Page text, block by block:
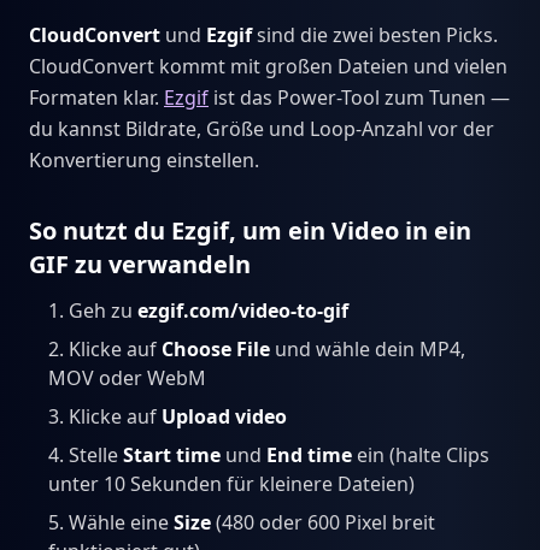
CloudConvert und Ezgifsind die zwei besten Picks.
CloudConvert kommt mit großen Dateien und vielen
Formaten klar. Ezgif ist das Power-Tool zum Tunen —
du kannst Bildrate, Größe und Loop-Anzahl vor der
Konvertierung einstellen.
So nutzt du Ezgif, um ein Video in ein
GIF zu verwandeln
Geh zu ezgif.com/video-to-gif
Klicke auf Choose File und wähle dein MP4,
MOV oder WebM
Klicke auf Upload video
StelleStart time und End time ein (halte Clips
unter 10 Sekunden für kleinere Dateien)
Wähle eineSize(480 oder 600 Pixel breit